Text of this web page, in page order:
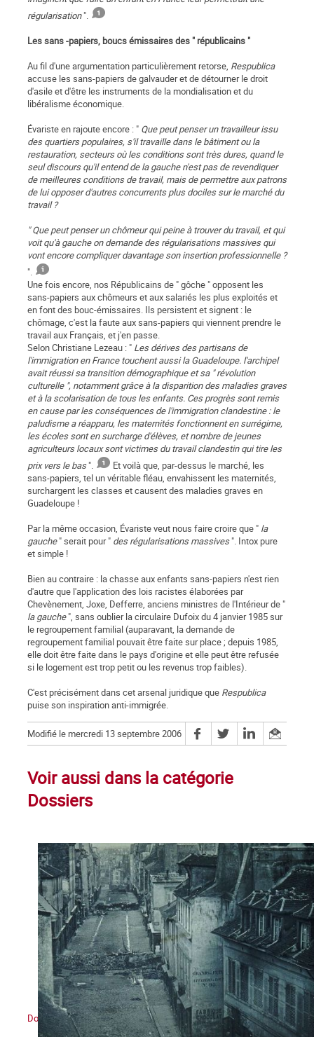
régularisation".
Les sans -papiers, boucs émissaires des " républicains "
Au fil d'une argumentation particulièrement retorse, Respublica
accuse les sans-papiers de galvauder et de détourner le droit
d'asile et d'être les instruments de la mondialisation et du
libéralisme économique.
Évariste en rajoute encore : " Que peut penser un travailleur issu
des quartiers populaires, s'il travaille dans le bâtiment ou la
restauration, secteurs où les conditions sont très dures, quand le
seul discours qu'il entend de la gauche n'est pas de revendiquer
de meilleures conditions de travail, mais de permettre aux patrons
de lui opposer d'autres concurrents plus dociles sur le marché du
travail ?
" Que peut penser un chômeur qui peine à trouver du travail, et qui
voit qu'à gauche on demande des régularisations massives qui
vont encore compliquer davantage son insertion professionnelle ?
".
Une fois encore, nos Républicains de " gôche " opposent les
sans-papiers aux chômeurs et aux salariés les plus exploités et
en font des bouc-émissaires. Ils persistent et signent : le
chômage, c'est la faute aux sans-papiers qui viennent prendre le
travail aux Français, et j'en passe.
Selon Christiane Lezeau : " Les dérives des partisans de
l'immigration en France touchent aussi la Guadeloupe. l'archipel
avait réussi sa transition démographique et sa " révolution
culturelle ", notamment grâce à la disparition des maladies graves
et à la scolarisation de tous les enfants. Ces progrès sont remis
en cause par les conséquences de l'immigration clandestine : le
paludisme a réapparu, les maternités fonctionnent en surrégime,
les écoles sont en surcharge d'élèves, et nombre de jeunes
agriculteurs locaux sont victimes du travail clandestin qui tire les
prix vers le bas".
Et voilà que, par-dessus le marché, les
sans-papiers, tel un véritable fléau, envahissent les maternités,
surchargent les classes et causent des maladies graves en
Guadeloupe !
Par la même occasion, Évariste veut nous faire croire que " la
gauche" serait pour " des régularisations massives". Intox pure
et simple !
Bien au contraire : la chasse aux enfants sans-papiers n'est rien
d'autre que l'application des lois racistes élaborées par
Chevènement, Joxe, Defferre, anciens ministres de l'Intérieur de "
la gauche", sans oublier la circulaire Dufoix du 4 janvier 1985 sur
le regroupement familial (auparavant, la demande de
regroupement familial pouvait être faite sur place ; depuis 1985,
elle doit être faite dans le pays d'origine et elle peut être refusée
si le logement est trop petit ou les revenus trop faibles).
C'est précisément dans cet arsenal juridique que Respublica
puise son inspiration anti-immigrée.
Modifié le mercredi 13 septembre 2006
Voir aussi dans la catégorie
Dossiers
Dossier La Commune de Paris 150e anniversaire